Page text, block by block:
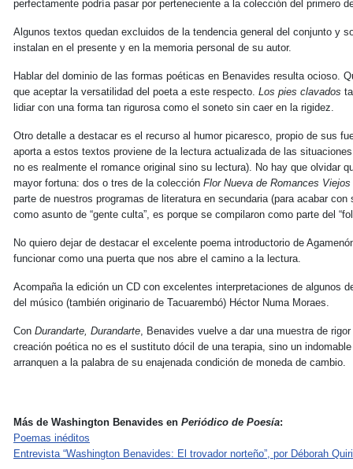
perfectamente podría pasar por perteneciente a la colección del primero
Algunos textos quedan excluidos de la tendencia general del conjunto y
instalan en el presente y en la memoria personal de su autor.
Hablar del dominio de las formas poéticas en Benavides resulta ocioso.
que aceptar la versatilidad del poeta a este respecto. Los pies clavados
lidiar con una forma tan rigurosa como el soneto sin caer en la rigidez.
Otro detalle a destacar es el recurso al humor picaresco, propio de sus
aporta a estos textos proviene de la lectura actualizada de las
no es realmente el romance original sino su lectura). No hay que olvidar
mayor fortuna: dos o tres de la colección Flor Nueva de Romances Viejos
parte de nuestros programas de literatura en secundaria (para acabar
como asunto de “gente culta”, es porque se compilaron como parte del
No quiero dejar de destacar el excelente poema introductorio de
funcionar como una puerta que nos abre el camino a la lectura.
Acompaña la edición un CD con excelentes interpretaciones de algunos
del músico (también originario de Tacuarembó) Héctor Numa Moraes.
Con Durandarte, Durandarte, Benavides vuelve a dar una muestra de
creación poética no es el sustituto dócil de una terapia, sino un
arranquen a la palabra de su enajenada condición de moneda de cambio.
Más de Washington Benavides en Periódico de Poesía:
Poemas inéditos
Entrevista “Washington Benavides: El trovador norteño”, por Déborah